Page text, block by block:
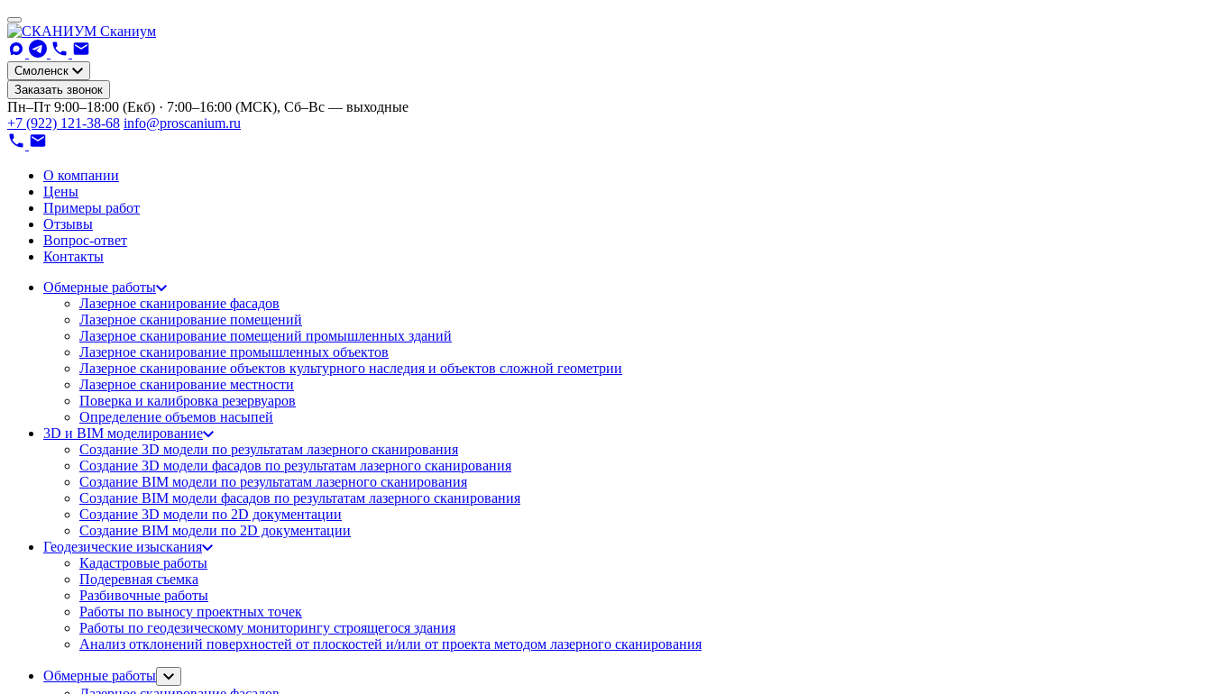
Сканиум
Смоленск
Заказать звонок
Пн–Пт 9:00–18:00 (Екб) · 7:00–16:00 (МСК), Сб–Вс — выходные
+7 (922) 121-38-68 info@proscanium.ru
О компании
Цены
Примеры работ
Отзывы
Вопрос-ответ
Контакты
Обмерные работы
Лазерное сканирование фасадов
Лазерное сканирование помещений
Лазерное сканирование помещений промышленных зданий
Лазерное сканирование промышленных объектов
Лазерное сканирование объектов культурного наследия и объектов сложной геометрии
Лазерное сканирование местности
Поверка и калибровка резервуаров
Определение объемов насы​​пей
3D и BIM моделирование
Создание 3D модели по результатам лазерного сканирования
Создание 3D модели фасадов по результатам лазерного сканирования
Создание BIM модели по результатам лазерного сканирования
Создание BIM модели фасадов по результатам лазерного сканирования
Создание 3D модели по 2D документации
Создание BIM модели по 2D документации
Геодезические изыскания
Кадастровые работы
Подеревная съемка
Разбивочные работы
Работы по выносу проектных точек
Работы по геодезическому мониторингу строящегося здания
Анализ отклонений поверхностей от плоскостей и/или от проекта методом лазерного сканирования
Обмерные работы